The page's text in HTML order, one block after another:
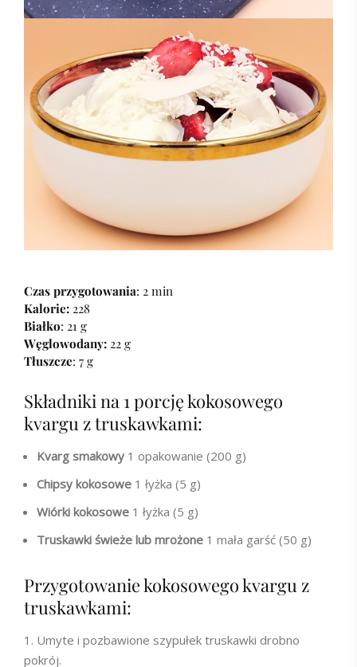
Czas przygotowania: 2 min
Kalorie: 228
Białko: 21 g
Węglowodany: 22 g
Tłuszcze: 7 g
Składniki na 1 porcję kokosowego
kvargu z truskawkami:
Kvarg smakowy 1 opakowanie (200 g)
Chipsy kokosowe 1 łyżka (5 g)
Wiórki kokosowe 1 łyżka (5 g)
Truskawki świeże lub mrożone 1 mała garść (50 g)
Przygotowanie kokosowego kvargu z
truskawkami:
Umyte i pozbawione szypułek truskawki drobno
pokrój.